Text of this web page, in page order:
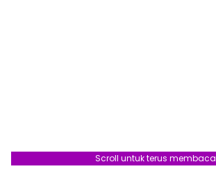
Scroll untuk terus membaca